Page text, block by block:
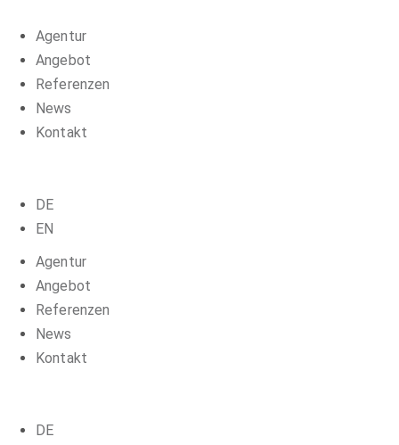
Agentur
Angebot
Referenzen
News
Kontakt
DE
EN
Agentur
Angebot
Referenzen
News
Kontakt
DE